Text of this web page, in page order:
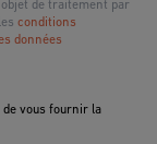
de traitement par
conditions
données
de vous fournir la